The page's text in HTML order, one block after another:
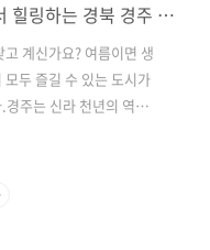
[청량한 여름 피서 여행] 자연 속에서 힐링하는 경북 경주 여행 코스 BEST 3
계신가요? 여름이면 생
두 즐길 수 있는 도시가
주는 신라 천년의 역사를
푸르름과 시원한 청량감
주만의 여름 정취를 느껴